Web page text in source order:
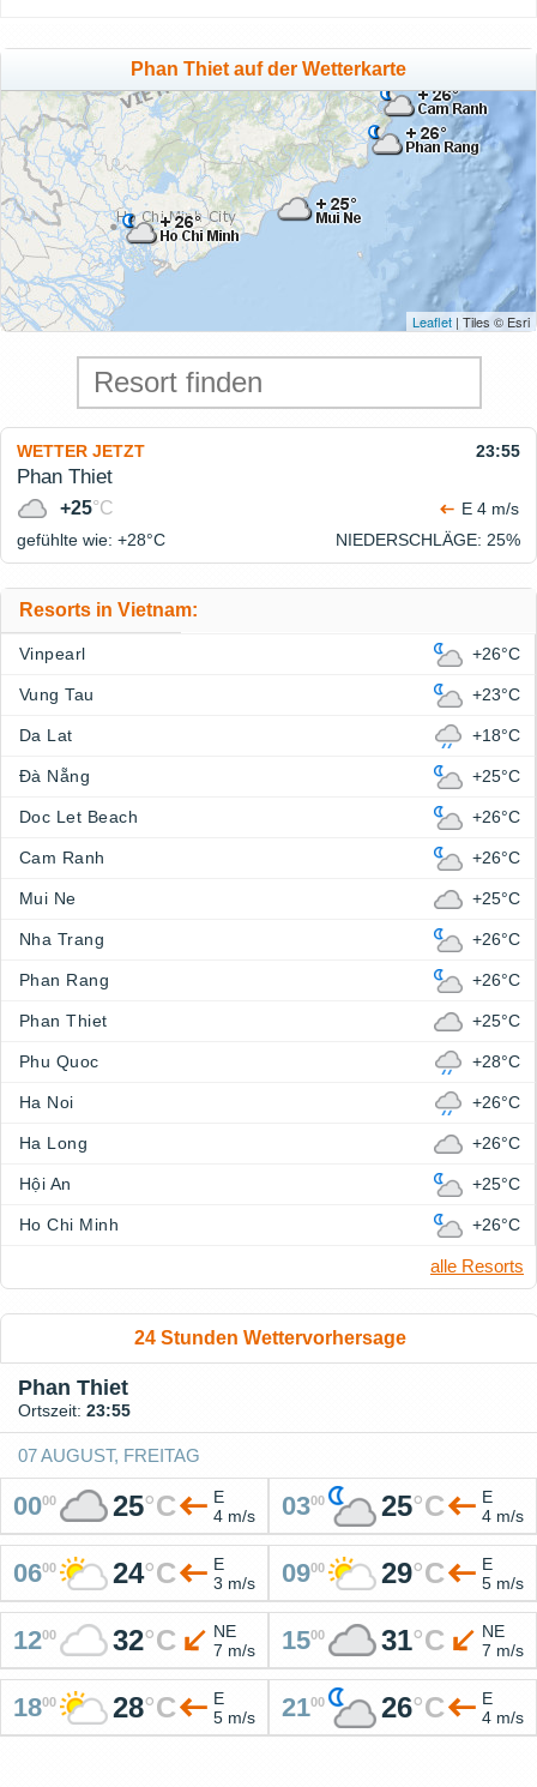
Phan Thiet auf der Wetterkarte
Leaflet | Tiles © Esri
WETTER JETZT 23:55
Phan Thiet
+25°C
E 4 m/s
gefühlte wie: +28°C NIEDERSCHLÄGE: 25%
Resorts in Vietnam:
Vinpearl +26°C
Vung Tau +23°C
Da Lat +18°C
Đà Nẵng +25°C
Doc Let Beach +26°C
Cam Ranh +26°C
Mui Ne +25°C
Nha Trang +26°C
Phan Rang +26°C
Phan Thiet +25°C
Phu Quoc +28°C
Ha Noi +26°C
Ha Long +26°C
Hội An +25°C
Ho Chi Minh +26°C
alle Resorts
24 Stunden Wettervorhersage
Phan Thiet
Ortszeit: 23:55
07 AUGUST, FREITAG
0000 25°C
E
4 m/s
0300 25°C
E
4 m/s
0600 24°C
E
3 m/s
0900 29°C
E
5 m/s
1200 32°C
NE
7 m/s
1500 31°C
NE
7 m/s
1800 28°C
E
5 m/s
2100 26°C
E
4 m/s